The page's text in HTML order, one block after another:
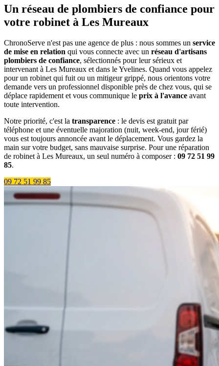
Un réseau de plombiers de confiance pour
votre robinet à Les Mureaux
ChronoServe n'est pas une agence de plus : nous sommes un service
de mise en relation qui vous connecte avec un réseau d'artisans
plombiers de confiance, sélectionnés pour leur sérieux et
intervenant à Les Mureaux et dans le Yvelines. Quand vous appelez
pour un robinet qui fuit ou un mitigeur grippé, nous orientons votre
demande vers un professionnel disponible près de chez vous, qui se
déplace rapidement et vous communique le prix à l'avance avant
toute intervention.
Notre priorité, c'est la transparence : le devis est gratuit par
téléphone et une éventuelle majoration (nuit, week-end, jour férié)
vous est toujours annoncée avant le déplacement. Vous gardez la
main sur votre budget, sans mauvaise surprise. Pour une réparation
de robinet à Les Mureaux, un seul numéro à composer : 09 72 51 99
85.
09 72 51 99 85